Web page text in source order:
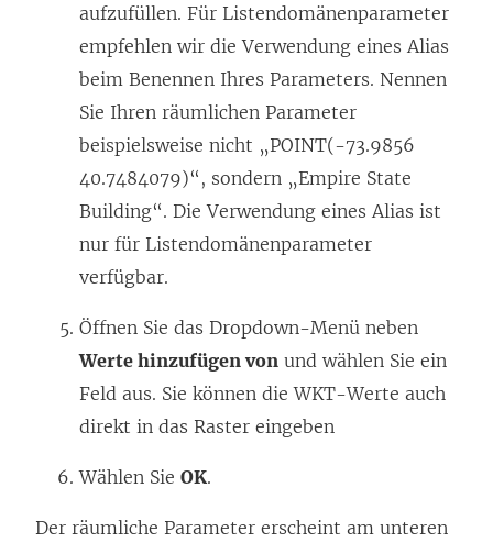
aufzufüllen. Für Listendomänenparameter
empfehlen wir die Verwendung eines Alias
beim Benennen Ihres Parameters. Nennen
Sie Ihren räumlichen Parameter
beispielsweise nicht „POINT(-73.9856
40.7484079)“, sondern „Empire State
Building“. Die Verwendung eines Alias ist
nur für Listendomänenparameter
verfügbar.
Öffnen Sie das Dropdown-Menü neben
Werte hinzufügen von und wählen Sie ein
Feld aus. Sie können die WKT-Werte auch
direkt in das Raster eingeben
Wählen Sie OK.
Der räumliche Parameter erscheint am unteren